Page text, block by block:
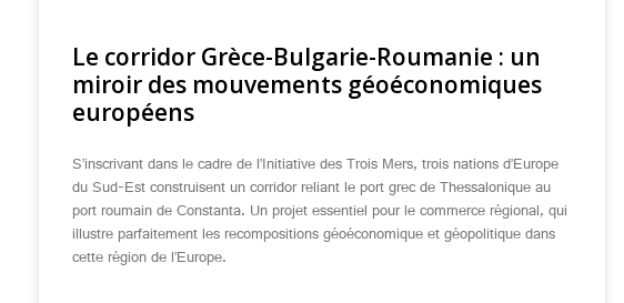
Le corridor Grèce-Bulgarie-Roumanie : un
miroir des mouvements géoéconomiques
européens
S’inscrivant dans le cadre de l’Initiative des Trois Mers, trois nations d’Europe
du Sud-Est construisent un corridor reliant le port grec de Thessalonique au
port roumain de Constanta. Un projet essentiel pour le commerce régional, qui
illustre parfaitement les recompositions géoéconomique et géopolitique dans
cette région de l’Europe.